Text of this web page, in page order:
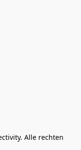
Alle rechten